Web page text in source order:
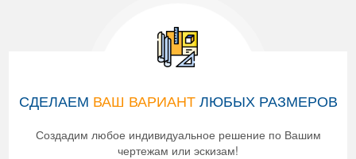
СДЕЛАЕМ ВАШ ВАРИАНТЛЮБЫХ РАЗМЕРОВ
Создадим любое индивидуальное решение по Вашим
чертежам или эскизам!